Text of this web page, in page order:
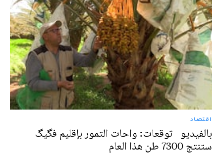
اقتصاد
بالفيديو - توقعات: واحات التمور بإقليم فگيگ
ستنتج 7300 طن هذا العام